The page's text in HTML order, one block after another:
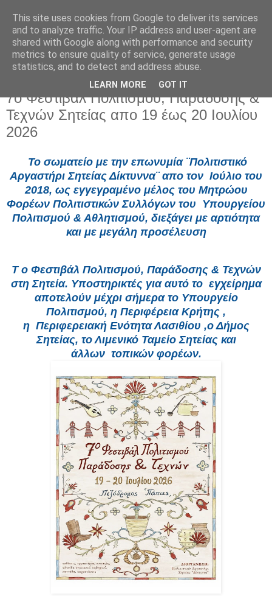
Τρίτη 7 Ιουλίου 2026
7o Φεστιβάλ Πολιτισμού, Παράδοσης &
Τεχνών Σητείας απο 19 έως 20 Ιουλίου
2026
Το σωματείο με την επωνυμία ¨Πολιτιστικό
Αργαστήρι Σητείας Δίκτυννα¨ απο τον Ιούλιο του
2018, ως εγγεγραμένο μέλος του Μητρώου
Φορέων Πολιτιστικών Συλλόγων του Υπουργείου
Πολιτισμού & Αθλητισμού, διεξάγει με αρτιότητα
και με μεγάλη προσέλευση
Τ ο Φεστιβάλ Πολιτισμού, Παράδοσης & Τεχνών
στη Σητεία. Υποστηρικτές για αυτό το εγχείρημα
αποτελούν μέχρι σήμερα το Υπουργείο
Πολιτισμού, η Περιφέρεια Κρήτης ,
η Περιφερειακή Ενότητα Λασιθίου ,ο Δήμος
Σητείας, το Λιμενικό Ταμείο Σητείας και
άλλων τοπικών φορέων.
This site uses cookies from Google to deliver its services
and to analyze traffic. Your IP address and user-agent are
shared with Google along with performance and security
metrics to ensure quality of service, generate usage
statistics, and to detect and address abuse.
LEARN MORE GOT IT